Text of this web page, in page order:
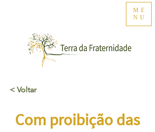
ME
NU
< Voltar
Com proibição das